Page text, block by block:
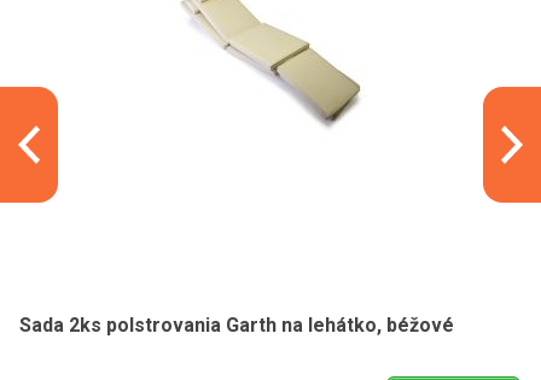
Sada 2ks polstrovania Garth na lehátko, béžové